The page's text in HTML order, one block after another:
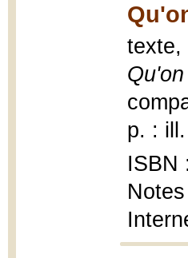
texte,
p. :
ISBN